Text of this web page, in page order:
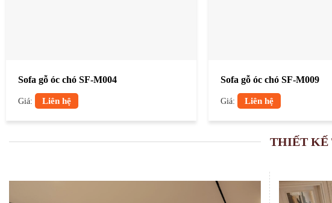
Sofa gỗ óc chó SF-M004
Giá: Liên hệ
Sofa gỗ óc chó SF-M009
Giá: Liên hệ
THIẾT KẾ